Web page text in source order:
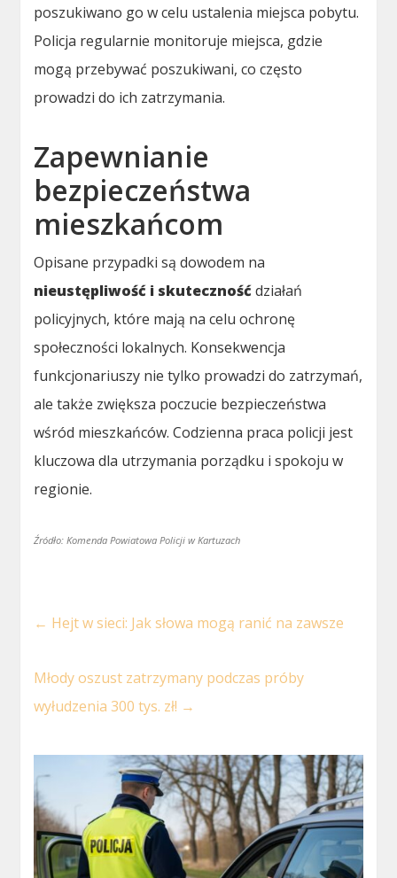
poszukiwano go w celu ustalenia miejsca pobytu.
Policja regularnie monitoruje miejsca, gdzie
mogą przebywać poszukiwani, co często
prowadzi do ich zatrzymania.
Zapewnianie
bezpieczeństwa
mieszkańcom
Opisane przypadki są dowodem na
nieustępliwość i skutecznośćdziałań
policyjnych, które mają na celu ochronę
społeczności lokalnych. Konsekwencja
funkcjonariuszy nie tylko prowadzi do zatrzymań,
ale także zwiększa poczucie bezpieczeństwa
wśród mieszkańców. Codzienna praca policji jest
kluczowa dla utrzymania porządku i spokoju w
regionie.
Źródło: Komenda Powiatowa Policji w Kartuzach
← Hejt w sieci: Jak słowa mogą ranić na zawsze
Młody oszust zatrzymany podczas próby
wyłudzenia 300 tys. zł! →